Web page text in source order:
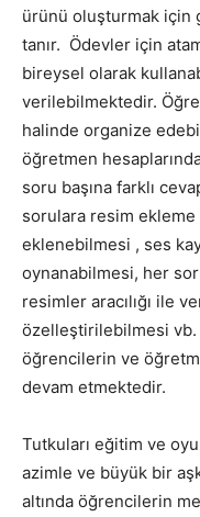
ürünü oluşturmak için
tanır. Ödevler için
bireysel olarak
verilebilmektedir.
halinde organize
öğretmen
soru başına farklı
sorulara resim
eklenebilmesi , ses
oynanabilmesi, her
resimler aracılığı ile
özelleştirilebilmesi vb.
öğrencilerin ve
devam etmektedir.
Tutkuları eğitim ve
azimle ve büyük bir
altında öğrencilerin